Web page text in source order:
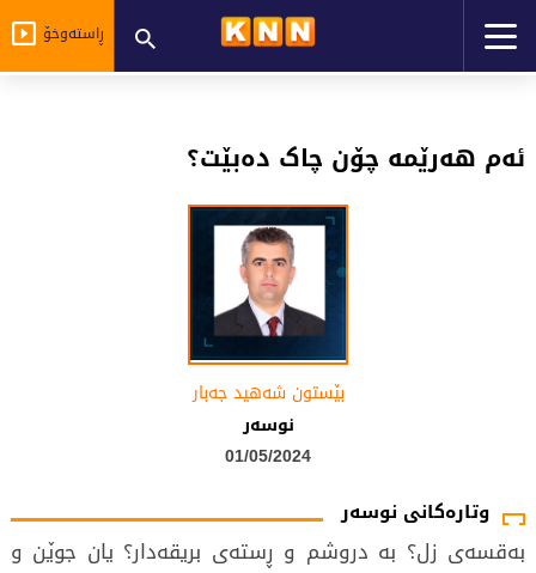
ڕاستەوخۆ
ئەم هەرێمە چۆن چاک دەبێت؟
بێستون شه‌هید جه‌بار
نوسه‌ر
01/05/2024
وتارەکانی نوسەر
بەقسەی زل؟ بە دروشم و ڕستەی بریقەدار؟ یان جوێن و